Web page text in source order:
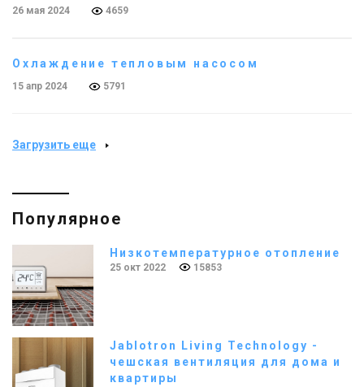
26 мая 2024 4659
Охлаждение тепловым насосом
15 апр 2024 5791
Загрузить еще
Популярное
Низкотемпературное отопление
25 окт 2022 15853
Jablotron Living Technology -
чешская вентиляция для дома и
квартиры